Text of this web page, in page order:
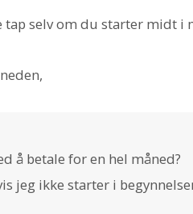
selv om du starter midt i
å betale for en hel måned?
jeg ikke starter i